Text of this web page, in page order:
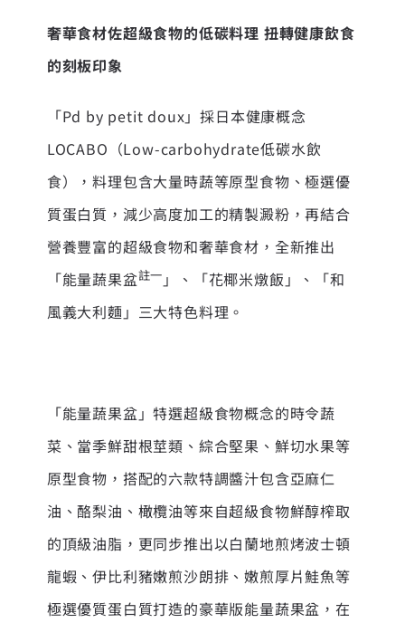
奢華食材佐超級食物的低碳料理 扭轉健康飲食
的刻板印象
「Pd by petit doux」採日本健康概念
LOCABO（Low-carbohydrate低碳水飲
食），料理包含大量時蔬等原型食物、極選優
質蛋白質，減少高度加工的精製澱粉，再結合
營養豐富的超級食物和奢華食材，全新推出
「能量蔬果盆註一 」、「花椰米燉飯」、「和
風義大利麵」三大特色料理。
「能量蔬果盆」特選超級食物概念的時令蔬
菜、當季鮮甜根莖類、綜合堅果、鮮切水果等
原型食物，搭配的六款特調醬汁包含亞麻仁
油、酪梨油、橄欖油等來自超級食物鮮醇榨取
的頂級油脂，更同步推出以白蘭地煎烤波士頓
龍蝦、伊比利豬嫩煎沙朗排、嫩煎厚片鮭魚等
極選優質蛋白質打造的豪華版能量蔬果盆，在